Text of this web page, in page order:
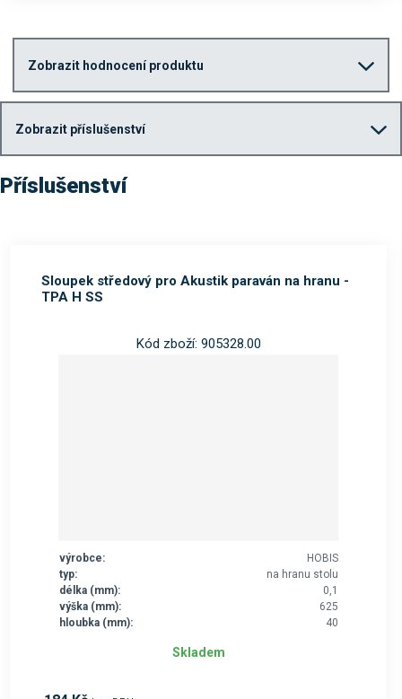
Zobrazit hodnocení produktu
Zobrazit příslušenství
Příslušenství
Sloupek středový pro Akustik paraván na hranu -
TPA H SS
Kód zboží: 905328.00
výrobce:
HOBIS
typ:
na hranu stolu
délka (mm):
0,1
výška (mm):
625
hloubka (mm):
40
Skladem